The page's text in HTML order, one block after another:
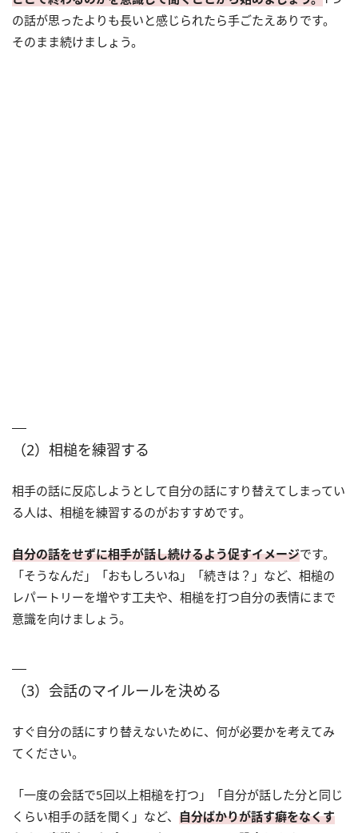
の話が思ったよりも長いと感じられたら手ごたえありです。
そのまま続けましょう。
（2）相槌を練習する
相手の話に反応しようとして自分の話にすり替えてしまってい
る人は、相槌を練習するのがおすすめです。
自分の話をせずに相手が話し続けるよう促すイメージです。
「そうなんだ」「おもしろいね」「続きは？」など、相槌の
レパートリーを増やす工夫や、相槌を打つ自分の表情にまで
意識を向けましょう。
（3）会話のマイルールを決める
すぐ自分の話にすり替えないために、何が必要かを考えてみ
てください。
「一度の会話で5回以上相槌を打つ」「自分が話した分と同じ
くらい相手の話を聞く」など、 自分ばかりが話す癖をなくす